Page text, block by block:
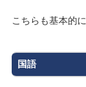
こちらも基本的
国語